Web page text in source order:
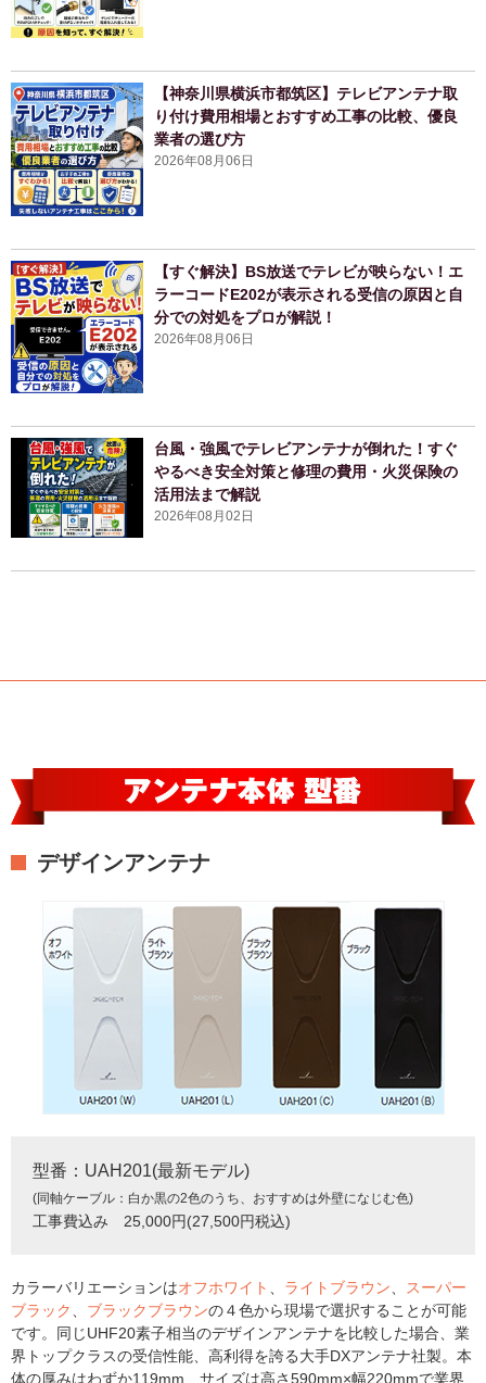
【神奈川県横浜市都筑区】テレビアンテナ取
り付け費用相場とおすすめ工事の比較、優良
業者の選び方
2026年08月06日
【すぐ解決】BS放送でテレビが映らない！エ
ラーコードE202が表示される受信の原因と自
分での対処をプロが解説！
2026年08月06日
台風・強風でテレビアンテナが倒れた！すぐ
やるべき安全対策と修理の費用・火災保険の
活用法まで解説
2026年08月02日
デザインアンテナ
型番：UAH201(最新モデル)
(同軸ケーブル：白か黒の2色のうち、おすすめは外壁になじむ色)
工事費込み 25,000円(27,500円税込)
カラーバリエーションはオフホワイト 、 ライトブラウン、 スーパー
ブラック、 ブラックブラウンの４色から現場で選択することが可能
です。同じUHF20素子相当のデザインアンテナを比較した場合、業
界トップクラスの受信性能、高利得を誇る大手DXアンテナ社製。本
体の厚みはわずか119mm、サイズは高さ590mm×幅220mmで業界